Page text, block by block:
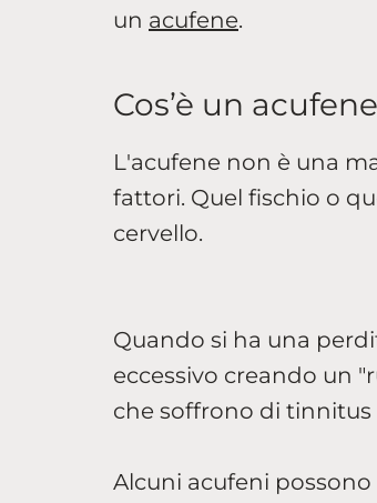
un acufene.
Cos’è un
L'acufene non è una
fattori. Quel fischio o
cervello.
Quando si ha una
eccessivo creando un
che soffrono di
Alcuni acufeni